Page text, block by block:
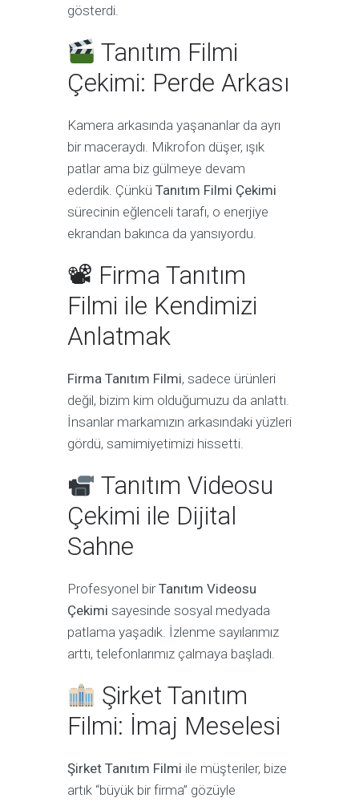
gösterdi.
Tanıtım Filmi
Çekimi: Perde Arkası
Kamera arkasında yaşananlar da ayrı
bir maceraydı. Mikrofon düşer, ışık
patlar ama biz gülmeye devam
ederdik. Çünkü Tanıtım Filmi Çekimi
sürecinin eğlenceli tarafı, o enerjiye
ekrandan bakınca da yansıyordu.
📽 Firma Tanıtım
Filmi ile Kendimizi
Anlatmak
Firma Tanıtım Filmi, sadece ürünleri
değil, bizim kim olduğumuzu da anlattı.
İnsanlar markamızın arkasındaki yüzleri
gördü, samimiyetimizi hissetti.
Tanıtım Videosu
Çekimi ile Dijital
Sahne
Profesyonel birTanıtım Videosu
Çekimi sayesinde sosyal medyada
patlama yaşadık. İzlenme sayılarımız
arttı, telefonlarımız çalmaya başladı.
Şirket Tanıtım
Filmi: İmaj Meselesi
Şirket Tanıtım Filmi ile müşteriler, bize
artık “büyük bir firma” gözüyle